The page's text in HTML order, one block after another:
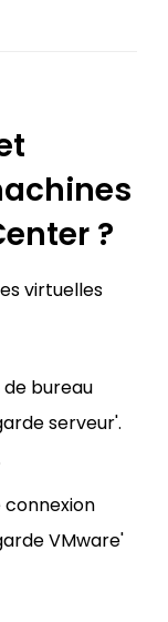
?
virtuelles
bureau
serveur'.
connexion
VMware'